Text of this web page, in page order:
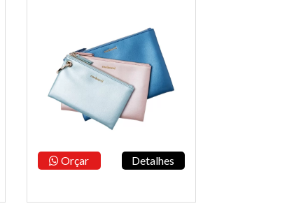
Orçar Detalhes